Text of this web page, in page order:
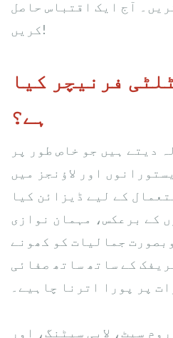
آج ایک اقتباس حاصل
کریں!
فرنیچر کیا
ہے؟
دیتے ہیں جو خاص طور پر
اور لاؤنجز میں
کے لیے ڈیزائن کیا
کے برعکس، مہمان نوازی
جمالیات کو کھونے
کے ساتھ ساتھ صفائی
پر پورا اترنا چاہیے۔
سیٹ، لابی سیٹنگ، اور